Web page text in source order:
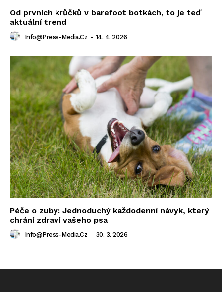
Od prvních krůčků v barefoot botkách, to je teď
aktuální trend
Info@press-Media.cz - 14. 4. 2026
Péče o zuby: Jednoduchý každodenní návyk, který
chrání zdraví vašeho psa
Info@press-Media.cz - 30. 3. 2026